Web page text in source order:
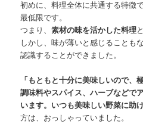
初めに、料理全体に共通する特徴
最低限です。
つまり、素材の味を活かした料理
しかし、味が薄いと感じることも
認識することができました。
「もともと十分に美味しいので、
調味料やスパイス、ハーブなどで
います。いつも美味しい野菜に助
方は、おっしゃっていました。